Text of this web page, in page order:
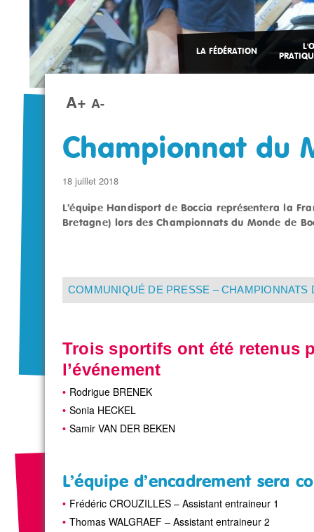
LA FÉDÉRATION
A+ A-
Championnat du
18 juillet 2018
L’équipe Handisport de Boccia représentera la
Bretagne) lors des Championnats du Monde de
COMMUNIQUÉ DE PRESSE – CHAMPIONNATS
Trois sportifs ont été retenus
l’événement
Rodrigue BRENEK
Sonia HECKEL
Samir VAN DER BEKEN
L’équipe d’encadrement sera
Frédéric CROUZILLES – Assistant entraineur 1
Thomas WALGRAEF – Assistant entraineur 2